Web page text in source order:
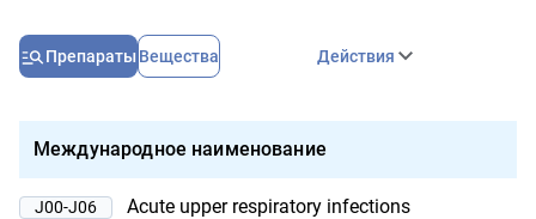
Препараты Вещества Действия
Международное наименование
J00-J06 Acute upper respiratory infections